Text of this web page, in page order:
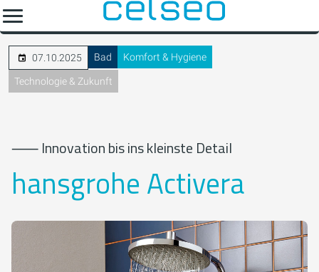
07.10.2025 Bad Komfort & Hygiene
Technologie & Zukunft
⸺ Innovation bis ins kleinste Detail
hansgrohe Activera